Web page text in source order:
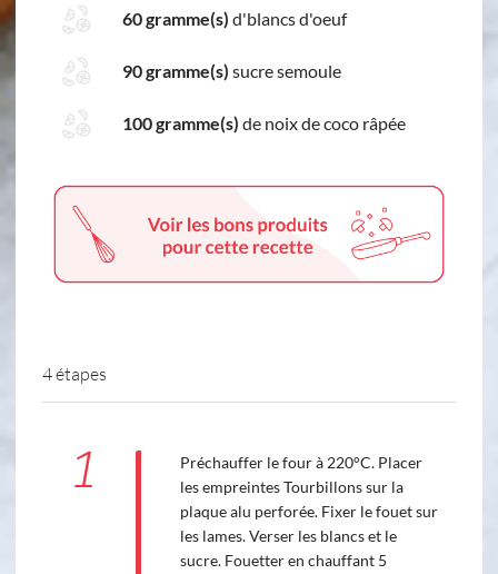
60 gramme(s) d'blancs d'oeuf
90 gramme(s) sucre semoule
100 gramme(s) de noix de coco râpée
4 étapes
1
Préchauffer le four à 220°C. Placer
les empreintes Tourbillons sur la
plaque alu perforée. Fixer le fouet sur
les lames. Verser les blancs et le
sucre. Fouetter en chauffant 5